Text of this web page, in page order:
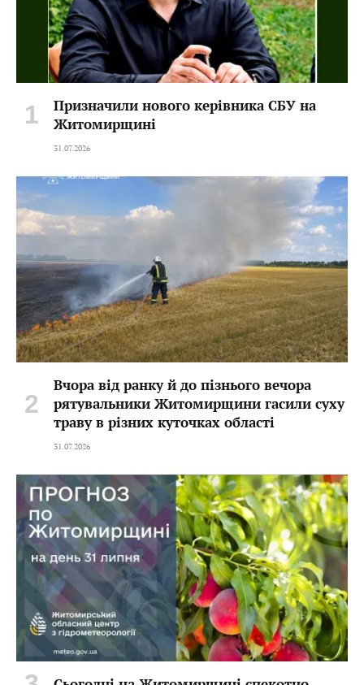
Призначили нового керівника СБУ на
Житомирщині
31.07.2026
Вчора від ранку й до пізнього вечора
рятувальники Житомирщини гасили суху
траву в різних куточках області
31.07.2026